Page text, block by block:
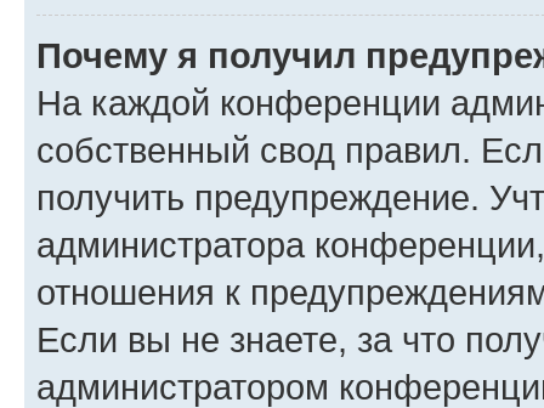
Почему я получил
На каждой конференции
собственный свод правил.
получить предупреждение.
администратора
отношения к
Если вы не знаете, за что
администратором